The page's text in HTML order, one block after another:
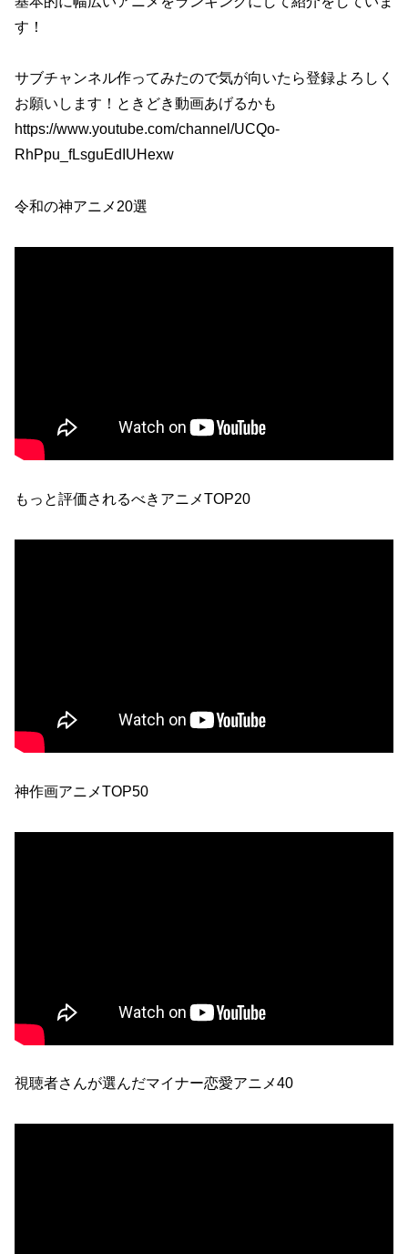
す！
サブチャンネル作ってみたので気が向いたら登録よろしく
お願いします！ときどき動画あげるかも
https://www.youtube.com/channel/UCQo-
RhPpu_fLsguEdIUHexw
令和の神アニメ20選
もっと評価されるべきアニメTOP20
神作画アニメTOP50
視聴者さんが選んだマイナー恋愛アニメ40